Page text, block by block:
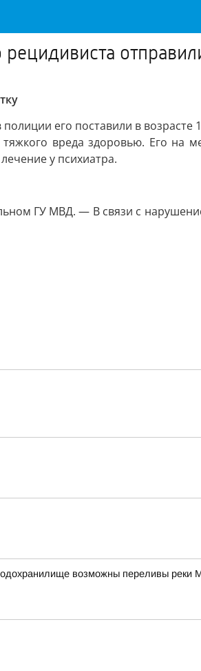
его поставили в возрасте
вреда здоровью. Его на
у психиатра.
ГУ МВД. — В связи с
возможны переливы реки